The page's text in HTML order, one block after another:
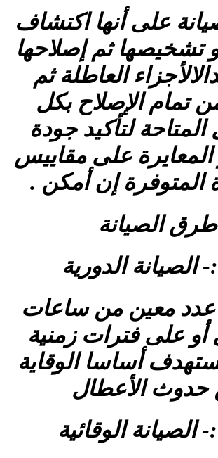
على أنها اكتشاف
تشخيصها ثم إصلاحها
العاطلة ثم
تمام الإصلاح بكل
المتاحة لتأكيد جودة
المعايرة على مقاييس
المتوفرة إن أمكن .
طرق الصيانة
:- الصيانة الدورية
عدد معين من ساعات
أو على فترات زمنية
أساسا الوقاية
حدوث الأعطال
:- الصيانة الوقائية